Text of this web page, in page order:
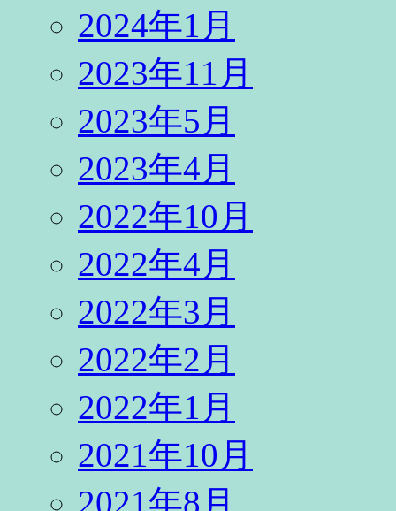
2024年1月
2023年11月
2023年5月
2023年4月
2022年10月
2022年4月
2022年3月
2022年2月
2022年1月
2021年10月
2021年8月